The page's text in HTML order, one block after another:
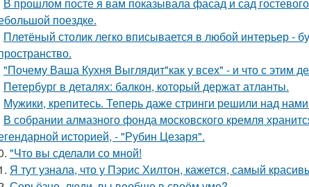
поездке.
Плетёный столик легко вписывается в любой интерьер -
"Почему Ваша Кухня Выглядит"как у всех" - и что с этим
Петербург в деталях: балкон, который держат атланты.
Мужики, крепитесь. Теперь даже стринги решили над
В собрании алмазного фонда московского кремля
историей, - "Рубин Цезаря".
"Что вы сделали со мной!
Я тут узнала, что у Пэрис Хилтон, кажется, самый